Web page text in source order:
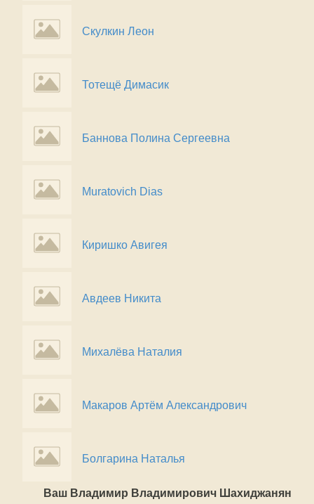
Скулкин Леон
Тотещё Димасик
Баннова Полина Сергеевна
Muratovich Dias
Киришко Авигея
Авдеев Никита
Михалёва Наталия
Макаров Артём Александрович
Болгарина Наталья
Ваш Владимир Владимирович Шахиджанян